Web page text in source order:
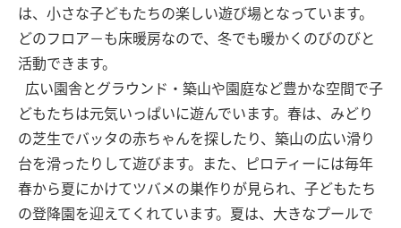
は、小さな子どもたちの楽しい遊び場となっています。
どのフロア－も床暖房なので、冬でも暖かくのびのびと
活動できます。
広い園舎とグラウンド・築山や園庭など豊かな空間で子
どもたちは元気いっぱいに遊んでいます。春は、みどり
の芝生でバッタの赤ちゃんを探したり、築山の広い滑り
台を滑ったりして遊びます。また、ピロティーには毎年
春から夏にかけてツバメの巣作りが見られ、子どもたち
の登降園を迎えてくれています。夏は、大きなプールで